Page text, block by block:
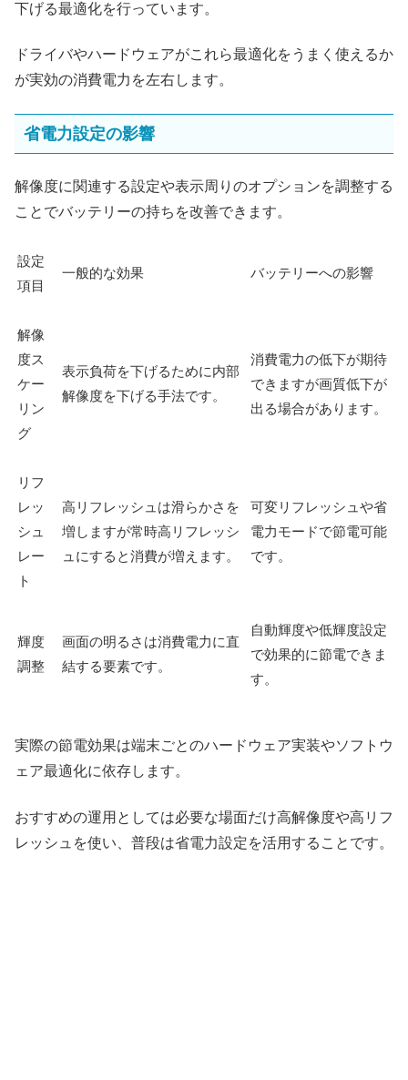
下げる最適化を行っています。
ドライバやハードウェアがこれら最適化をうまく使えるか
が実効の消費電力を左右します。
省電力設定の影響
解像度に関連する設定や表示周りのオプションを調整する
ことでバッテリーの持ちを改善できます。
設定
項目
一般的な効果 バッテリーへの影響
解像
度ス
ケー
リン
グ
表示負荷を下げるために内部
解像度を下げる手法です。
消費電力の低下が期待
できますが画質低下が
出る場合があります。
リフ
レッ
シュ
レー
ト
高リフレッシュは滑らかさを
増しますが常時高リフレッシ
ュにすると消費が増えます。
可変リフレッシュや省
電力モードで節電可能
です。
輝度
調整
画面の明るさは消費電力に直
結する要素です。
自動輝度や低輝度設定
で効果的に節電できま
す。
実際の節電効果は端末ごとのハードウェア実装やソフトウ
ェア最適化に依存します。
おすすめの運用としては必要な場面だけ高解像度や高リフ
レッシュを使い、普段は省電力設定を活用することです。